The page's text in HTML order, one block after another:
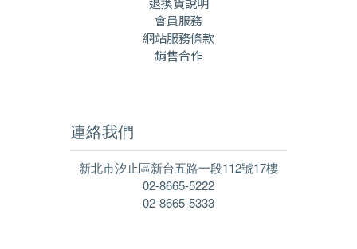
會員服務
網站服務條款
銷售合作
連絡我們
新北市汐止區新台五路一段112號17樓
02-8665-5222
02-8665-5333